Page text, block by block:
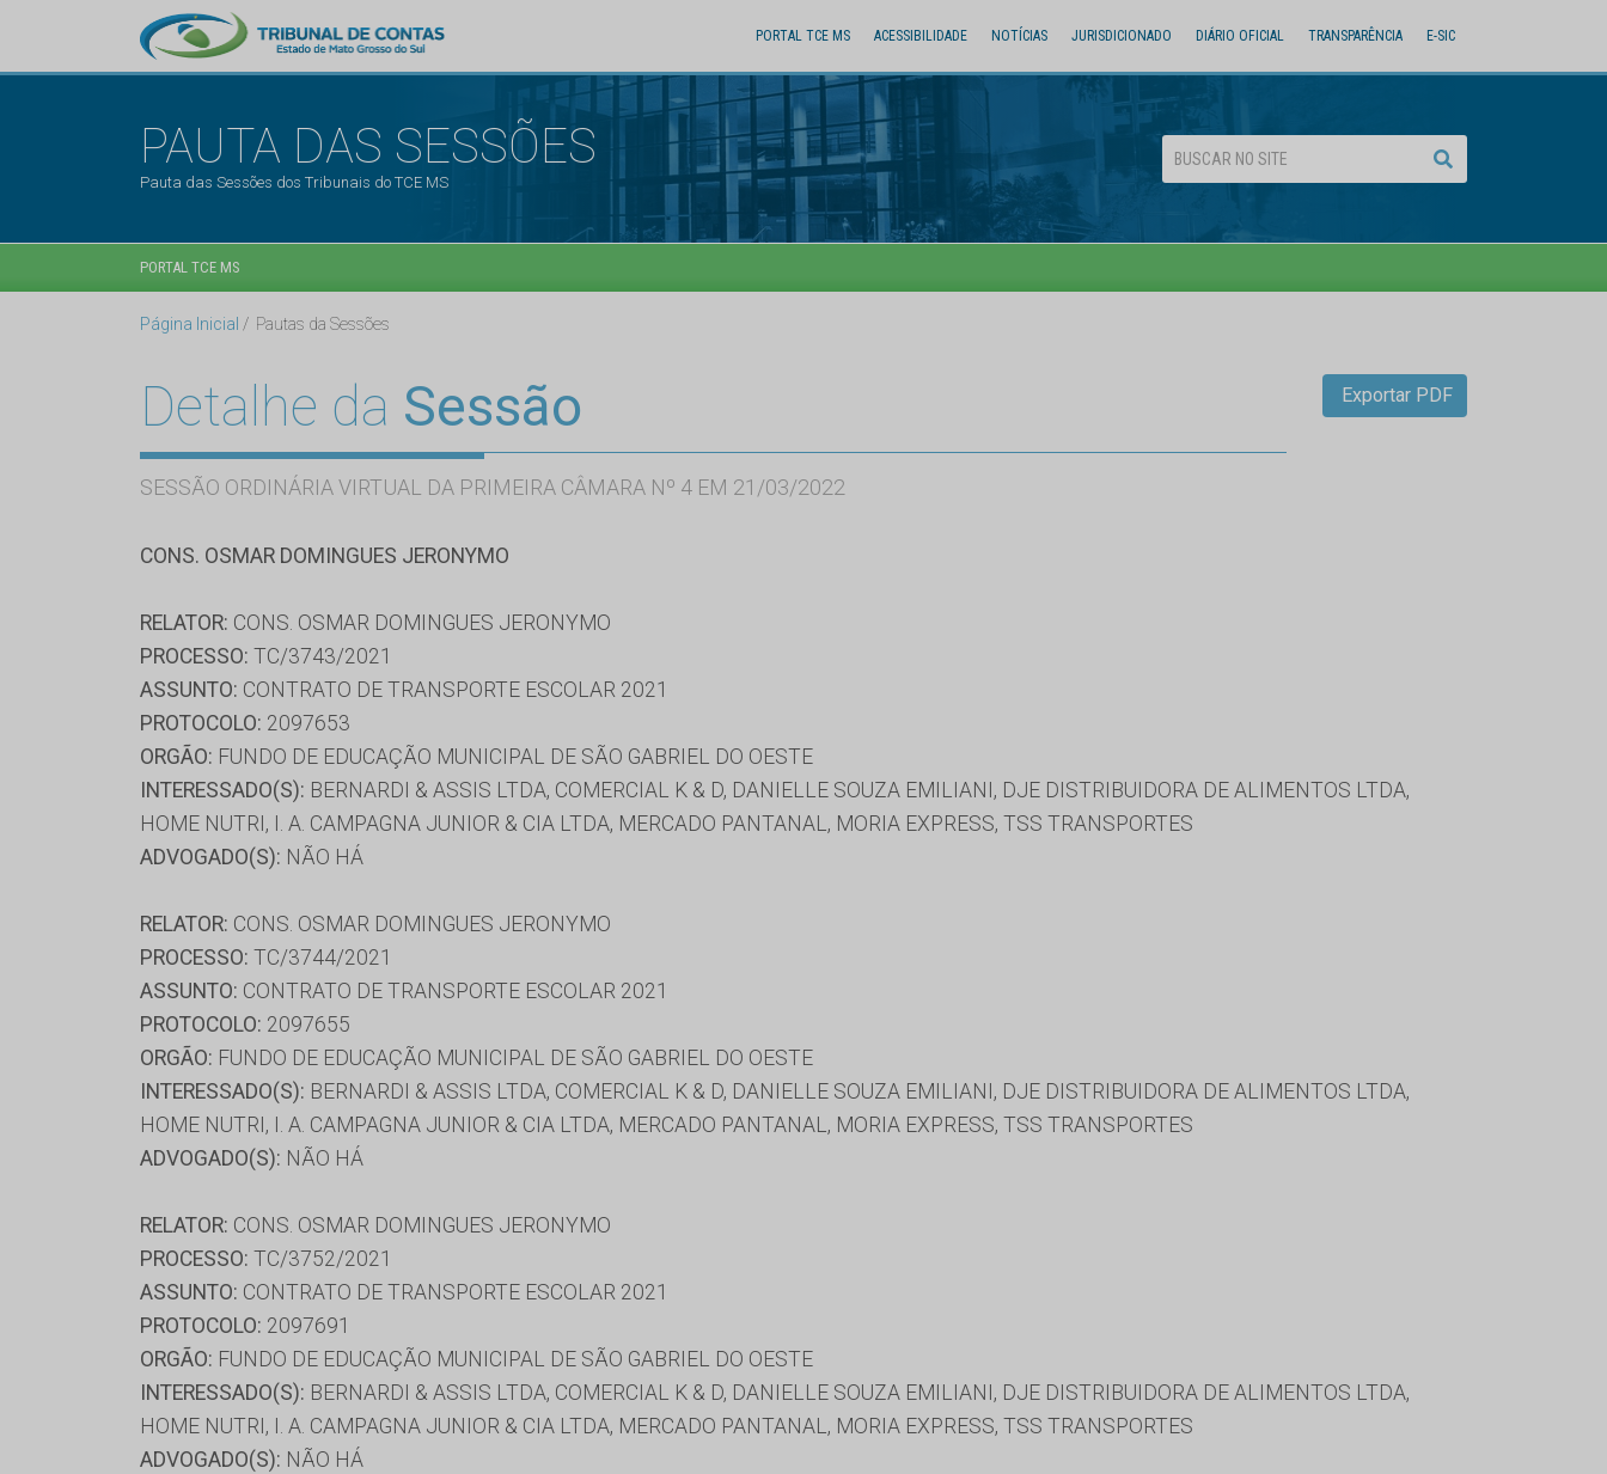
PORTAL TCE MS ACESSIBILIDADE NOTÍCIAS JURISDICIONADO DIÁRIO OFICIAL TRANSPARÊNCIA E-SIC
PAUTA DAS SESSÕES
Pauta das Sessões dos Tribunais do TCE MS
PORTAL TCE MS
Página Inicial Pautas da Sessões
Detalhe da Sessão
SESSÃO ORDINÁRIA VIRTUAL DA PRIMEIRA CÂMARA Nº 4 EM 21/03/2022
Exportar PDF
CONS. OSMAR DOMINGUES JERONYMO
RELATOR: CONS. OSMAR DOMINGUES JERONYMO
PROCESSO: TC/3743/2021
ASSUNTO: CONTRATO DE TRANSPORTE ESCOLAR 2021
PROTOCOLO: 2097653
ORGÃO: FUNDO DE EDUCAÇÃO MUNICIPAL DE SÃO GABRIEL DO OESTE
INTERESSADO(S): BERNARDI & ASSIS LTDA, COMERCIAL K & D, DANIELLE SOUZA EMILIANI, DJE DISTRIBUIDORA DE ALIMENTOS LTDA,
HOME NUTRI, I. A. CAMPAGNA JUNIOR & CIA LTDA, MERCADO PANTANAL, MORIA EXPRESS, TSS TRANSPORTES
ADVOGADO(S): NÃO HÁ
RELATOR: CONS. OSMAR DOMINGUES JERONYMO
PROCESSO: TC/3744/2021
ASSUNTO: CONTRATO DE TRANSPORTE ESCOLAR 2021
PROTOCOLO: 2097655
ORGÃO: FUNDO DE EDUCAÇÃO MUNICIPAL DE SÃO GABRIEL DO OESTE
INTERESSADO(S): BERNARDI & ASSIS LTDA, COMERCIAL K & D, DANIELLE SOUZA EMILIANI, DJE DISTRIBUIDORA DE ALIMENTOS LTDA,
HOME NUTRI, I. A. CAMPAGNA JUNIOR & CIA LTDA, MERCADO PANTANAL, MORIA EXPRESS, TSS TRANSPORTES
ADVOGADO(S): NÃO HÁ
RELATOR: CONS. OSMAR DOMINGUES JERONYMO
PROCESSO: TC/3752/2021
ASSUNTO: CONTRATO DE TRANSPORTE ESCOLAR 2021
PROTOCOLO: 2097691
ORGÃO: FUNDO DE EDUCAÇÃO MUNICIPAL DE SÃO GABRIEL DO OESTE
INTERESSADO(S): BERNARDI & ASSIS LTDA, COMERCIAL K & D, DANIELLE SOUZA EMILIANI, DJE DISTRIBUIDORA DE ALIMENTOS LTDA,
HOME NUTRI, I. A. CAMPAGNA JUNIOR & CIA LTDA, MERCADO PANTANAL, MORIA EXPRESS, TSS TRANSPORTES
ADVOGADO(S): NÃO HÁ